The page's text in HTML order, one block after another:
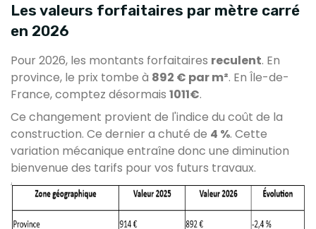
Les valeurs forfaitaires par mètre carré
en 2026
Pour 2026, les montants forfaitaires reculent. En
province, le prix tombe à 892 € par m². En Île-de-
France, comptez désormais 1011€.
Ce changement provient de l'indice du coût de la
construction. Ce dernier a chuté de 4 %. Cette
variation mécanique entraîne donc une diminution
bienvenue des tarifs pour vos futurs travaux.